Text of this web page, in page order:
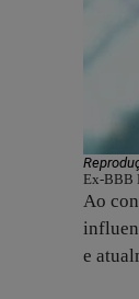
Ex-BBB
Ao
e